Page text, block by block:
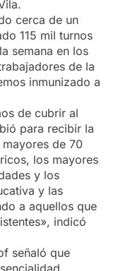
cerca de un
115 mil turnos
semana en los
de la
inmunizado a
de cubrir al
para recibir la
de 70
los mayores
y los
y las
a aquellos que
indicó
señaló que